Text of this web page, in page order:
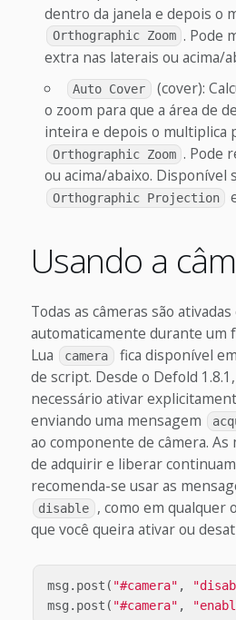
dentro da janela e depois o
Orthographic Zoom . Pode
extra nas laterais ou acima/
Auto Cover
(cover):
o zoom para que a área de
inteira e depois o multiplica
Orthographic Zoom . Pode
ou acima/abaixo. Disponível
Orthographic Projection
Usando a
Todas as câmeras são
automaticamente durante um
Lua
camera
fica disponível
de script. Desde o Defold
necessário ativar
enviando uma mensagem
ao componente de câmera.
de adquirir e liberar
recomenda-se usar as
disable
, como em qualquer
que você queira ativar ou
msg . post ( "#camera" ,
msg . post ( "#camera" ,